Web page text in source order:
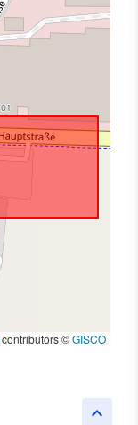
contributors ©GISCO
keyboard_arrow_up